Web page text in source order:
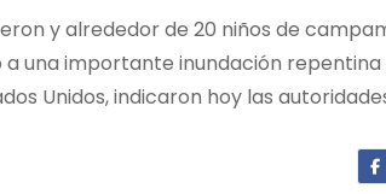
y alrededor de 20 niños de
una importante inundación
Unidos, indicaron hoy las